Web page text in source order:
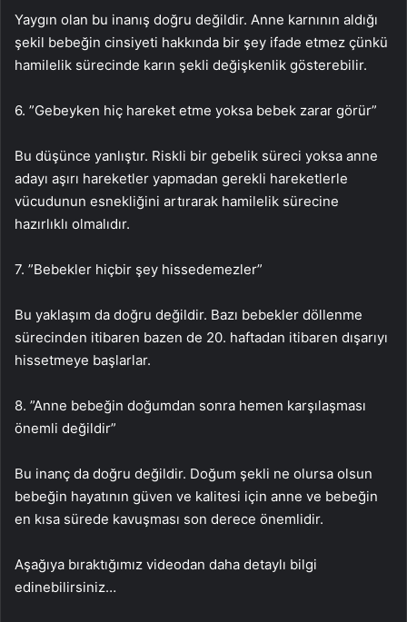
Yaygın olan bu inanış doğru değildir. Anne karnının aldığı
şekil bebeğin cinsiyeti hakkında bir şey ifade etmez çünkü
hamilelik sürecinde karın şekli değişkenlik gösterebilir.
6. ”Gebeyken hiç hareket etme yoksa bebek zarar görür”
Bu düşünce yanlıştır. Riskli bir gebelik süreci yoksa anne
adayı aşırı hareketler yapmadan gerekli hareketlerle
vücudunun esnekliğini artırarak hamilelik sürecine
hazırlıklı olmalıdır.
7. ”Bebekler hiçbir şey hissedemezler”
Bu yaklaşım da doğru değildir. Bazı bebekler döllenme
sürecinden itibaren bazen de 20. haftadan itibaren dışarıyı
hissetmeye başlarlar.
8. ”Anne bebeğin doğumdan sonra hemen karşılaşması
önemli değildir”
Bu inanç da doğru değildir. Doğum şekli ne olursa olsun
bebeğin hayatının güven ve kalitesi için anne ve bebeğin
en kısa sürede kavuşması son derece önemlidir.
Aşağıya bıraktığımız videodan daha detaylı bilgi
edinebilirsiniz…